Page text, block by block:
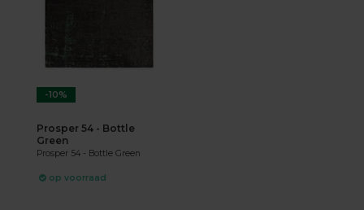
-10%
Prosper 54 - Bottle
Green
Prosper 54 - Bottle Green
op voorraad